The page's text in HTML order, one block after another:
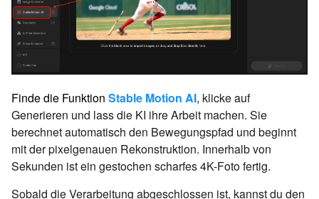
Finde die Funktion Stable Motion AI, klicke auf
Generieren und lass die KI ihre Arbeit machen. Sie
berechnet automatisch den Bewegungspfad und beginnt
mit der pixelgenauen Rekonstruktion. Innerhalb von
Sekunden ist ein gestochen scharfes 4K-Foto fertig.
Sobald die Verarbeitung abgeschlossen ist, kannst du den